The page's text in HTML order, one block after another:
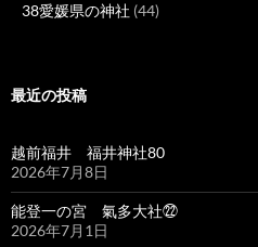
38愛媛県の神社 (44)
最近の投稿
越前福井 福井神社80
2026年7月8日
能登一の宮 氣多大社㉒
2026年7月1日